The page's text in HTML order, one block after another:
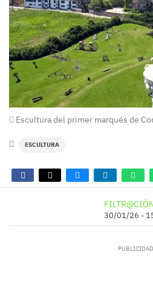
Escultura del primer marqués de
ESCULTURA
30/01/26 -